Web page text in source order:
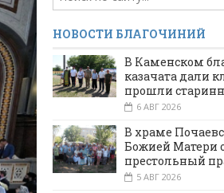
НОВОСТИ БЛАГОЧИНИЙ
В Каменском
казачата дали
прошли
6 АВГ 2026
В храме
Божией Матери
престольный
5 АВГ 2026